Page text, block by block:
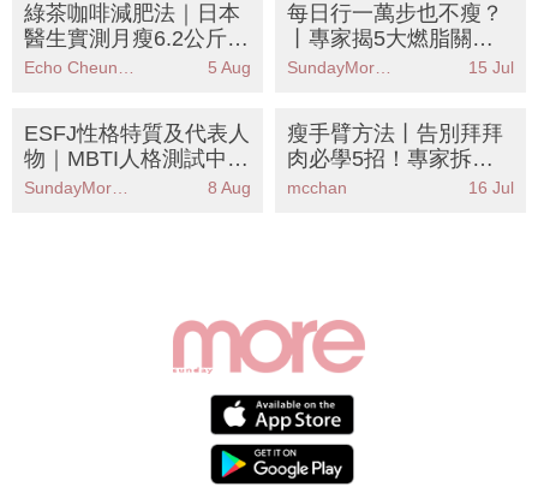
綠茶咖啡減肥法｜日本
醫生實測月瘦6.2公斤！
黃金比例公開 專減大肚
Echo Cheung（SundayMore編輯部） 5 Aug
每日行一萬步也不瘦？
丨專家揭5大燃脂關
鍵：心率才是重點！附
SundayMore編輯部 15 Jul
ESFJ性格特質及代表人
物｜MBTI人格測試中被
稱為「執政官」人格8 Aug
瘦手臂方法丨告別拜拜
肉必學5招！專家拆
解：想瘦手臂先增肌？
mcchan 16 Jul